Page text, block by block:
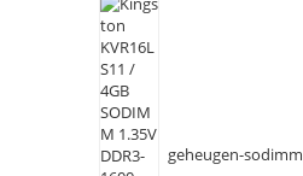
geheugen-sodimm